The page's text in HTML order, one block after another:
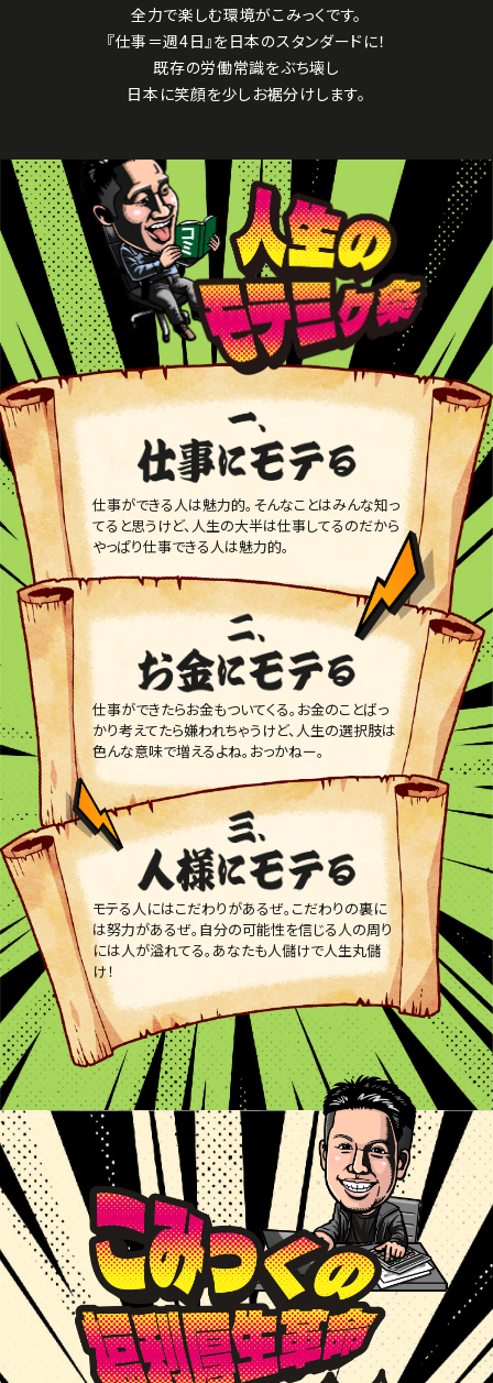
全力で楽しむ環境がこみっくです。
『仕事＝週4日』を日本のスタンダードに！
既存の労働常識をぶち壊し
日本に笑顔を少しお裾分けします。
仕事ができる人は魅力的。そんなことはみんな知っ
てると思うけど、人生の大半は仕事してるのだから
やっぱり仕事できる人は魅力的。
仕事ができたらお金もついてくる。お金のことばっ
かり考えてたら嫌われちゃうけど、人生の選択肢は
色んな意味で増えるよね。おっかねー。
モテる人にはこだわりがあるぜ。こだわりの裏に
は努力があるぜ。自分の可能性を信じる人の周り
には人が溢れてる。あなたも人儲けで人生丸儲
け！